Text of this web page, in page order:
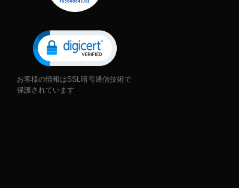
お客様の情報はSSL暗号通信技術で
保護されています